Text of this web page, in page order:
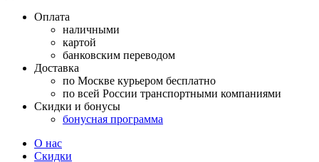
Оплата
наличными
картой
банковским переводом
Доставка
по Москве курьером бесплатно
по всей России транспортными компаниями
Скидки и бонусы
бонусная программа
О нас
Скидки